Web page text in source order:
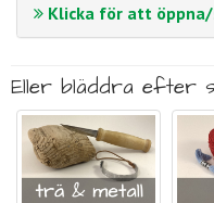
Klicka för att
Eller bläddra efter